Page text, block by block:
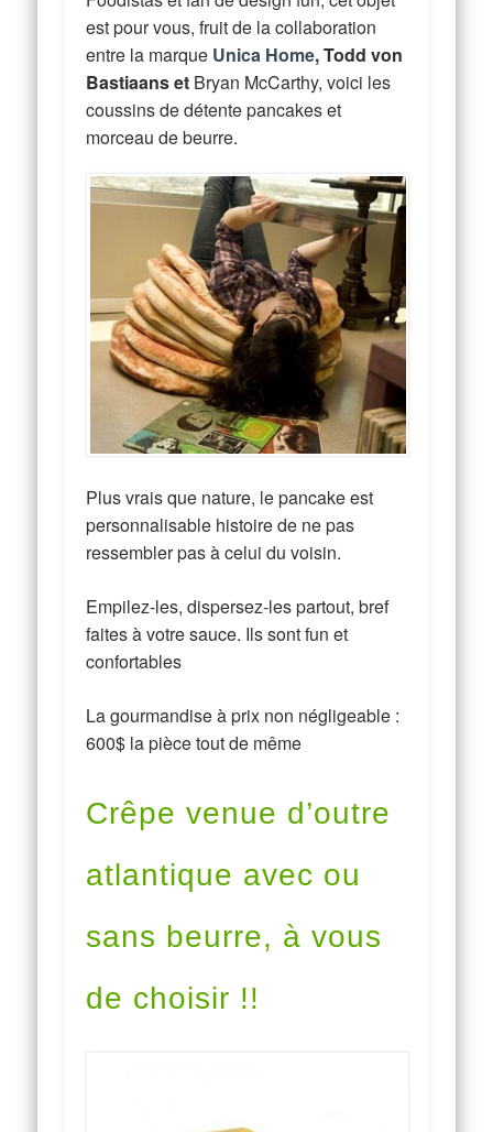
est pour vous, fruit de la collaboration
entre la marque Unica Home, Todd von
Bastiaans et Bryan McCarthy, voici les
coussins de détente pancakes et
morceau de beurre.
Plus vrais que nature, le pancake est
personnalisable histoire de ne pas
ressembler pas à celui du voisin.
Empilez-les, dispersez-les partout, bref
faites à votre sauce. Ils sont fun et
confortables
La gourmandise à prix non négligeable :
600$ la pièce tout de même
Crêpe venue d’outre
atlantique avec ou
sans beurre, à vous
de choisir !!